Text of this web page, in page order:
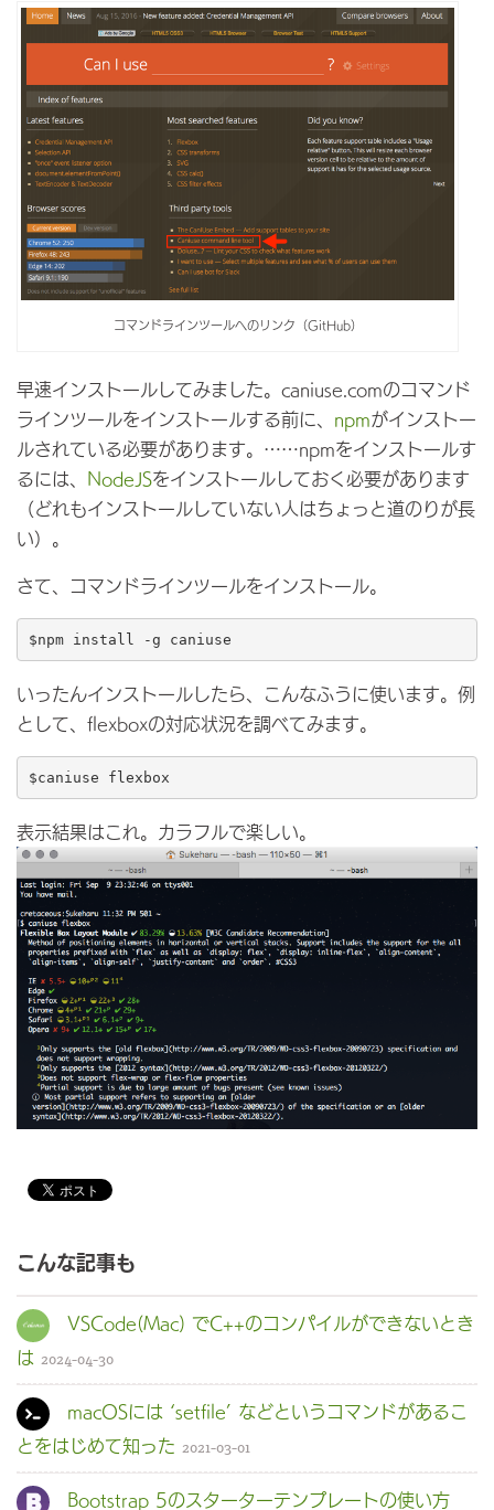
コマンドラインツールへのリンク（GitHub）
早速インストールしてみました。caniuse.comのコマンド
ラインツールをインストールする前に、 npmがインストー
ルされている必要があります。……npmをインストールす
るには、 NodeJSをインストールしておく必要があります
（どれもインストールしていない人はちょっと道のりが長
い）。
さて、コマンドラインツールをインストール。
$npm install -g caniuse
いったんインストールしたら、こんなふうに使います。例
として、flexboxの対応状況を調べてみます。
表示結果はこれ。カラフルで楽しい。
こんな記事も
VSCode(Mac) でC++のコンパイルができないとき
は 2024-04-30
macOSには ‘setfile’ などというコマンドがあるこ
とをはじめて知った 2021-03-01
Bootstrap 5のスターターテンプレートの使い方